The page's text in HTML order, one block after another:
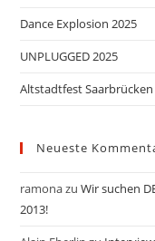
Dance Explosion 2025
UNPLUGGED 2025
Altstadtfest Saarbrücken
Neueste
ramonazuWir suchen
2013!